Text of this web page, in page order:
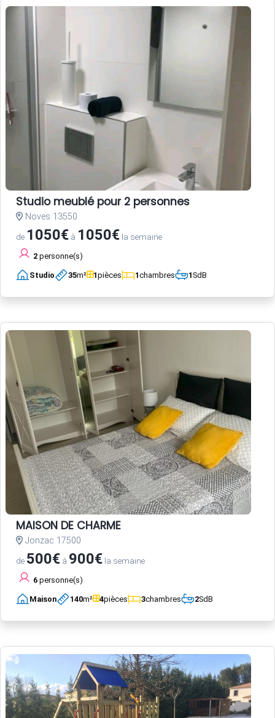
Studio meublé pour 2 personnes
Noves 13550
de 1050€ à 1050€ la semaine
2 personne(s)
Studio 35m² 1pièces 1chambres 1SdB
MAISON DE CHARME
Jonzac 17500
de 500€ à 900€ la semaine
6 personne(s)
Maison 140m² 4pièces 3chambres 2SdB